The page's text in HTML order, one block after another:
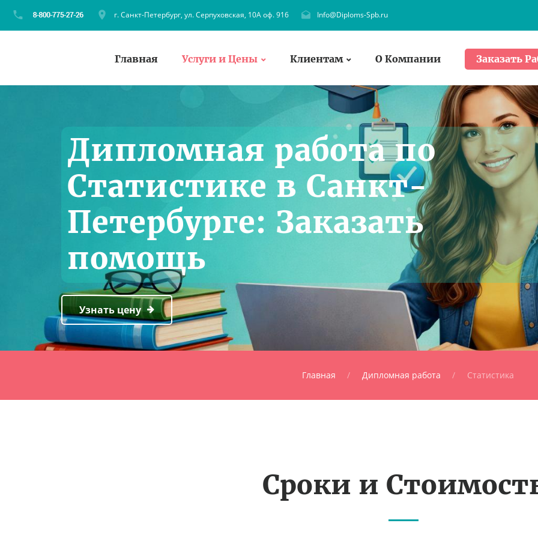
г. Санкт-Петербург, ул. Серпуховская, 10А оф. 916 Info@Diploms-Spb.ru
Главная Услуги и Цены Клиентам О Компании Заказать
Дипломная работа по
Статистике в Санкт-
Петербурге: Заказать
помощь
Узнать цену
Главная Дипломная работа Статистика
Сроки и